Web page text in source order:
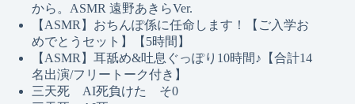
から。ASMR 遠野あきらVer.
【ASMR】おちんぽ係に任命します！【ご入学お
めでとうセット】【5時間】
【ASMR】耳舐め&吐息ぐっぽり10時間♪【合計14
名出演/フリートーク付き】
三天死 AI死負けた そ0